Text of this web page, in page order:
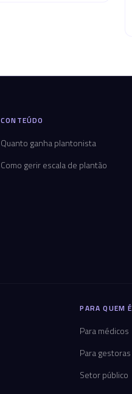
CONTEÚDO
Quanto ganha plantonista
Como gerir escala de plantão
PARA QUEM É
Para médicos
Para gestoras
Setor público